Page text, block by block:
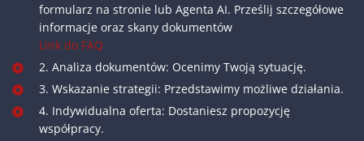
formularz na stronie lub Agenta AI. Prześlij szczegółowe
informacje oraz skany dokumentów
Link do FAQ
2. Analiza dokumentów: Ocenimy Twoją sytuację.
3. Wskazanie strategii: Przedstawimy możliwe działania.
4. Indywidualna oferta: Dostaniesz propozycję
współpracy.